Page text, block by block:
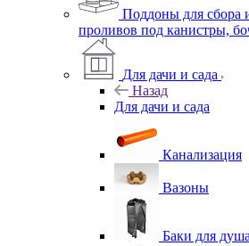
Поддоны для сбора
проливов под канистры,
Для дачи и сада
Назад
Для дачи и сада
Канализация
Вазоны
Баки для душа